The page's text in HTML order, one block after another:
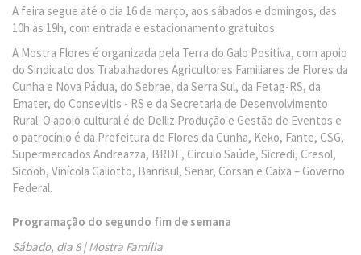
A feira segue até o dia 16 de março, aos sábados e domingos, das
10h às 19h, com entrada e estacionamento gratuitos.
A Mostra Flores é organizada pela Terra do Galo Positiva, com apoio
do Sindicato dos Trabalhadores Agricultores Familiares de Flores da
Cunha e Nova Pádua, do Sebrae, da Serra Sul, da Fetag-RS, da
Emater, do Consevitis - RS e da Secretaria de Desenvolvimento
Rural. O apoio cultural é de Delliz Produção e Gestão de Eventos e
o patrocínio é da Prefeitura de Flores da Cunha, Keko, Fante, CSG,
Supermercados Andreazza, BRDE, Circulo Saúde, Sicredi, Cresol,
Sicoob, Vinícola Galiotto, Banrisul, Senar, Corsan e Caixa – Governo
Federal.
Programação do segundo fim de semana
Sábado, dia 8 | Mostra Família